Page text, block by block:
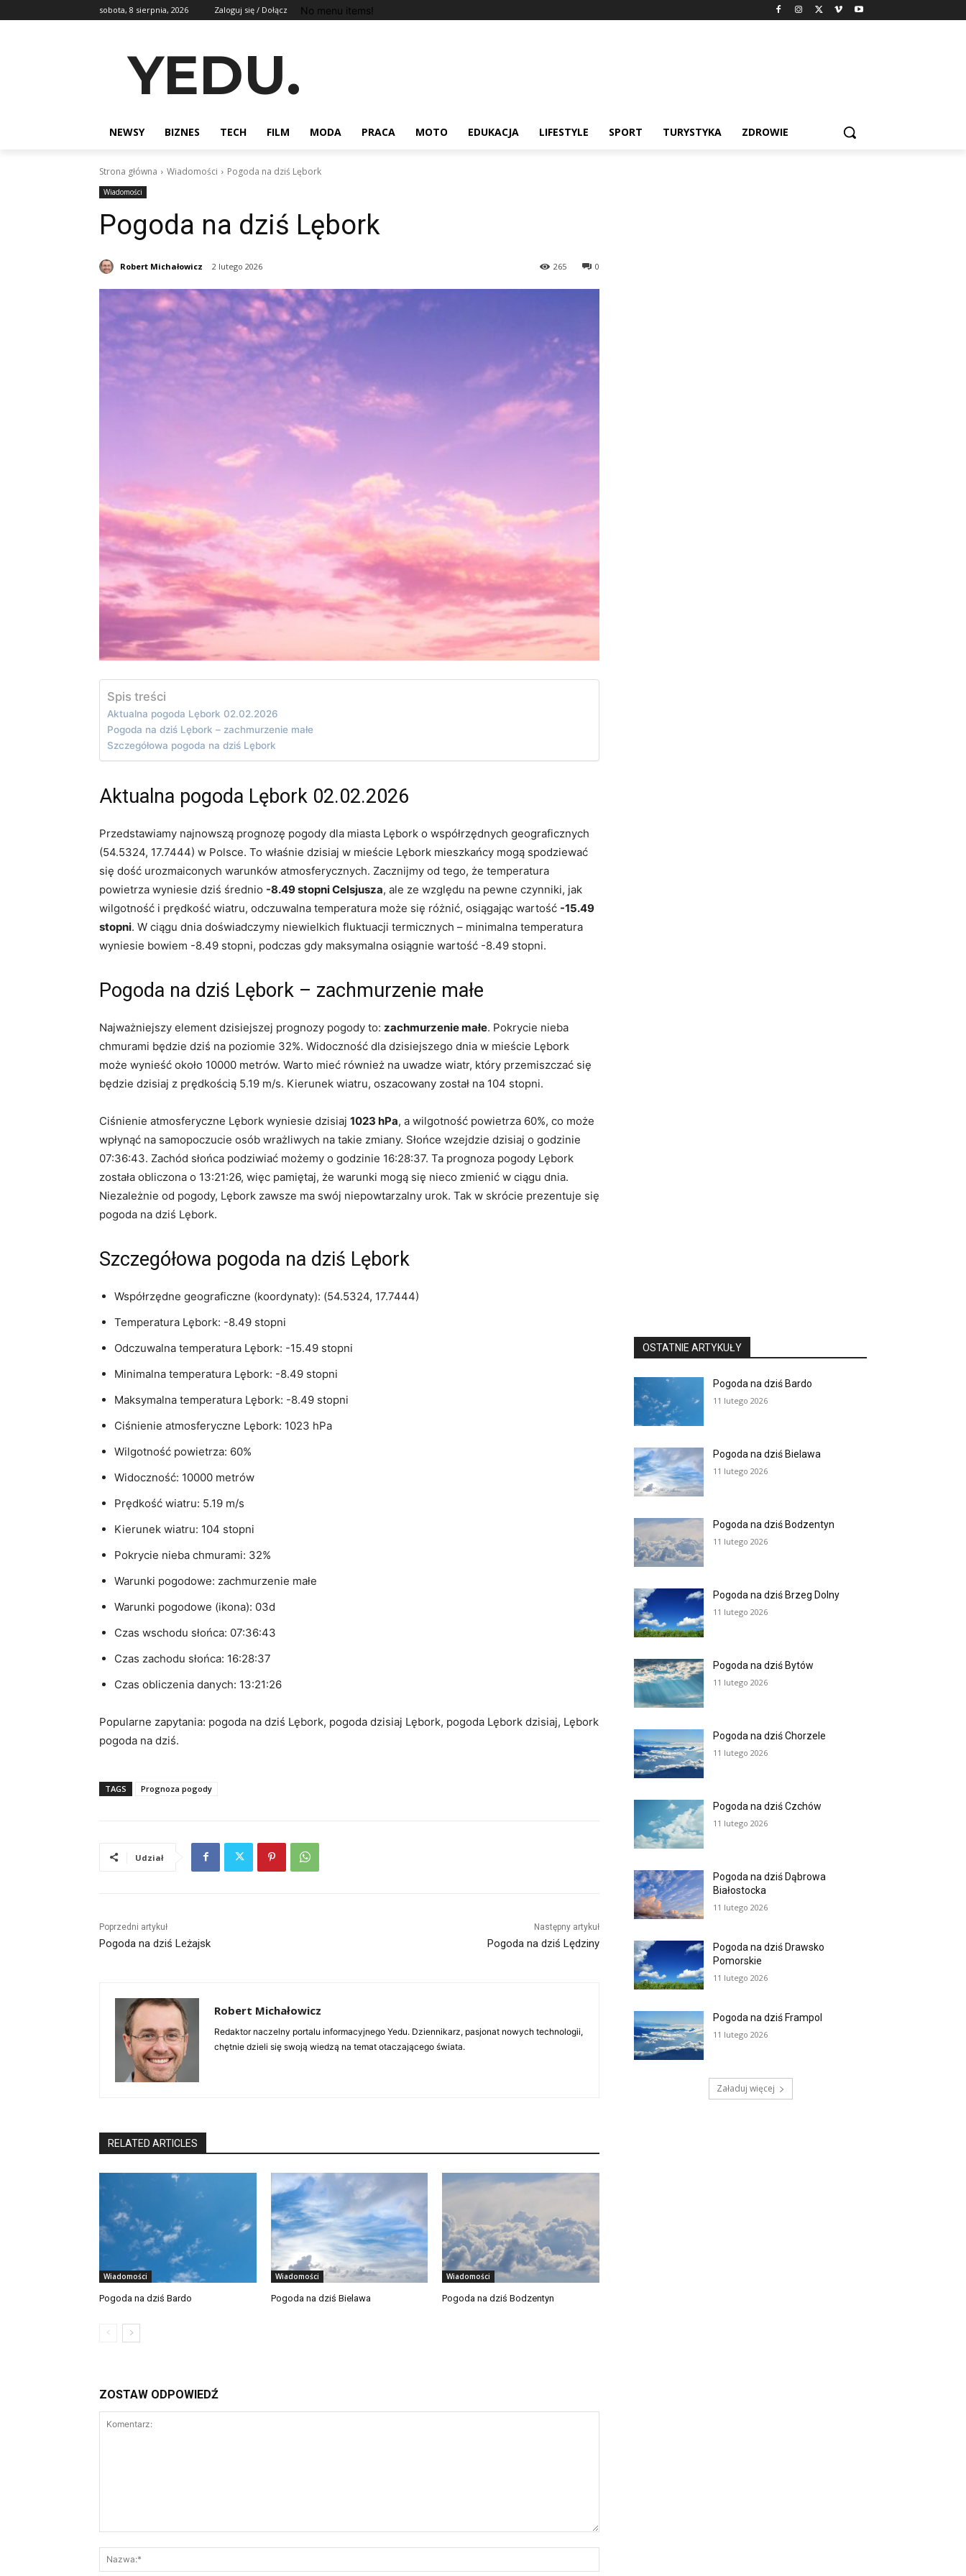
sobota, 8 sierpnia, 2026 Zaloguj się / Dołącz No menu items!
YEDU.
NEWSY BIZNES TECH FILM MODA PRACA MOTO EDUKACJA LIFESTYLE SPORT TURYSTYKA ZDROWIE
Strona główna Wiadomości Pogoda na dziś Lębork
Wiadomości
Pogoda na dziś Lębork
Robert Michałowicz 2 lutego 2026 0
265
Spis treści
Aktualna pogoda Lębork 02.02.2026
Pogoda na dziś Lębork – zachmurzenie małe
Szczegółowa pogoda na dziś Lębork
Aktualna pogoda Lębork 02.02.2026
Przedstawiamy najnowszą prognozę pogody dla miasta Lębork o współrzędnych geograficznych
(54.5324, 17.7444) w Polsce. To właśnie dzisiaj w mieście Lębork mieszkańcy mogą spodziewać
się dość urozmaiconych warunków atmosferycznych. Zacznijmy od tego, że temperatura
powietrza wyniesie dziś średnio -8.49 stopni Celsjusza, ale ze względu na pewne czynniki, jak
wilgotność i prędkość wiatru, odczuwalna temperatura może się różnić, osiągając wartość -15.49
stopni. W ciągu dnia doświadczymy niewielkich fluktuacji termicznych – minimalna temperatura
wyniesie bowiem -8.49 stopni, podczas gdy maksymalna osiągnie wartość -8.49 stopni.
Pogoda na dziś Lębork – zachmurzenie małe
Najważniejszy element dzisiejszej prognozy pogody to: zachmurzenie małe. Pokrycie nieba
chmurami będzie dziś na poziomie 32%. Widoczność dla dzisiejszego dnia w mieście Lębork
może wynieść około 10000 metrów. Warto mieć również na uwadze wiatr, który przemiszczać się
będzie dzisiaj z prędkością 5.19 m/s. Kierunek wiatru, oszacowany został na 104 stopni.
Ciśnienie atmosferyczne Lębork wyniesie dzisiaj 1023 hPa, a wilgotność powietrza 60%, co może
wpłynąć na samopoczucie osób wrażliwych na takie zmiany. Słońce wzejdzie dzisiaj o godzinie
07:36:43. Zachód słońca podziwiać możemy o godzinie 16:28:37. Ta prognoza pogody Lębork
została obliczona o 13:21:26, więc pamiętaj, że warunki mogą się nieco zmienić w ciągu dnia.
Niezależnie od pogody, Lębork zawsze ma swój niepowtarzalny urok. Tak w skrócie prezentuje się
pogoda na dziś Lębork.
Szczegółowa pogoda na dziś Lębork
Współrzędne geograficzne (koordynaty): (54.5324, 17.7444)
Temperatura Lębork: -8.49 stopni
Odczuwalna temperatura Lębork: -15.49 stopni
Minimalna temperatura Lębork: -8.49 stopni
Maksymalna temperatura Lębork: -8.49 stopni
Ciśnienie atmosferyczne Lębork: 1023 hPa
Wilgotność powietrza: 60%
Widoczność: 10000 metrów
Prędkość wiatru: 5.19 m/s
Kierunek wiatru: 104 stopni
Pokrycie nieba chmurami: 32%
Warunki pogodowe: zachmurzenie małe
Warunki pogodowe (ikona): 03d
Czas wschodu słońca: 07:36:43
Czas zachodu słońca: 16:28:37
Czas obliczenia danych: 13:21:26
Popularne zapytania: pogoda na dziś Lębork, pogoda dzisiaj Lębork, pogoda Lębork dzisiaj, Lębork
pogoda na dziś.
TAGS Prognoza pogody
Udział
Poprzedni artykuł
Pogoda na dziś Leżajsk
Następny artykuł
Pogoda na dziś Lędziny
Robert Michałowicz
Redaktor naczelny portalu informacyjnego Yedu. Dziennikarz, pasjonat nowych technologii,
chętnie dzieli się swoją wiedzą na temat otaczającego świata.
RELATED ARTICLES
Wiadomości
Pogoda na dziś Bardo
Wiadomości
Pogoda na dziś Bielawa
Wiadomości
Pogoda na dziś Bodzentyn
ZOSTAW ODPOWIEDŹ
OSTATNIE ARTYKUŁY
Pogoda na dziś Bardo
11 lutego 2026
Pogoda na dziś Bielawa
11 lutego 2026
Pogoda na dziś Bodzentyn
11 lutego 2026
Pogoda na dziś Brzeg Dolny
11 lutego 2026
Pogoda na dziś Bytów
11 lutego 2026
Pogoda na dziś Chorzele
11 lutego 2026
Pogoda na dziś Czchów
11 lutego 2026
Pogoda na dziś Dąbrowa
Białostocka
11 lutego 2026
Pogoda na dziś Drawsko
Pomorskie
11 lutego 2026
Pogoda na dziś Frampol
11 lutego 2026
Załaduj więcej